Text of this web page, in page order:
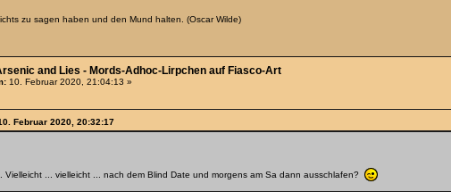
zu sagen haben und den Mund halten. (Oscar Wilde)
and Lies - Mords-Adhoc-Lirpchen auf Fiasco-Art
10. Februar 2020, 21:04:13 »
Februar 2020, 20:32:17
Vielleicht ... vielleicht ... nach dem Blind Date und morgens am Sa dann ausschlafen?